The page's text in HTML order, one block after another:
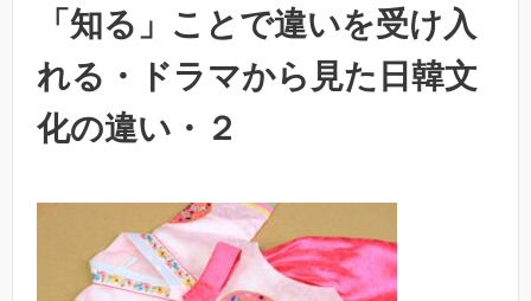
「知る」ことで違いを受け入
れる・ドラマから見た日韓文
化の違い・２